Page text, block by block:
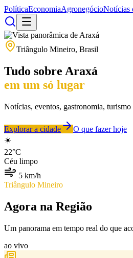
PolíticaEconomiaAgronegócioNotícias
Triângulo Mineiro, Brasil
Tudo sobre Araxá
em um só lugar
Notícias, eventos, gastronomia,
Explorar a cidade
O que fazer hoje
☀️
22°C
Céu limpo
5 km/h
Triângulo Mineiro
Agora na Região
Um panorama em tempo real do que
ao vivo